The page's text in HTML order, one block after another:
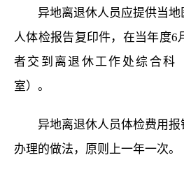
异地离退休人员应提供当
人体检报告复印件，在当年度6
者交到离退休工作处综合科
室）。
异地离退休人员体检费用
办理的做法，原则上一年一次。